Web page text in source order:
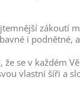
zákoutí
i podnětné,
se v každém
vlastní šíři a